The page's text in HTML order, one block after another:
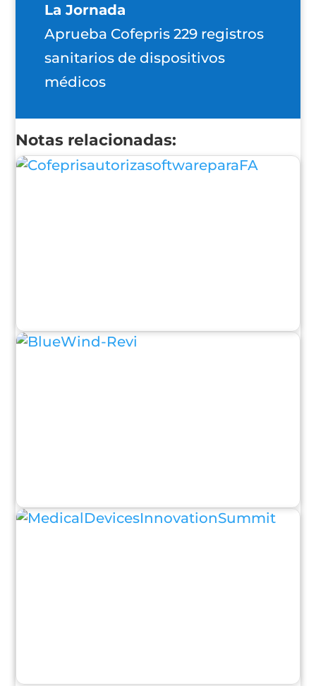
La Jornada
Aprueba Cofepris 229 registros
sanitarios de dispositivos
médicos
Notas relacionadas: